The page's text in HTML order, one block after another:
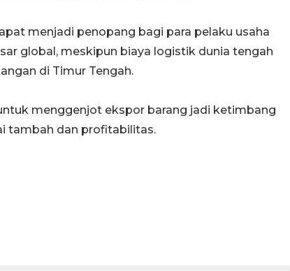
menjadi penopang bagi para pelaku usaha
global, meskipun biaya logistik dunia tengah
di Timur Tengah.
menggenjot ekspor barang jadi ketimbang
tambah dan profitabilitas.